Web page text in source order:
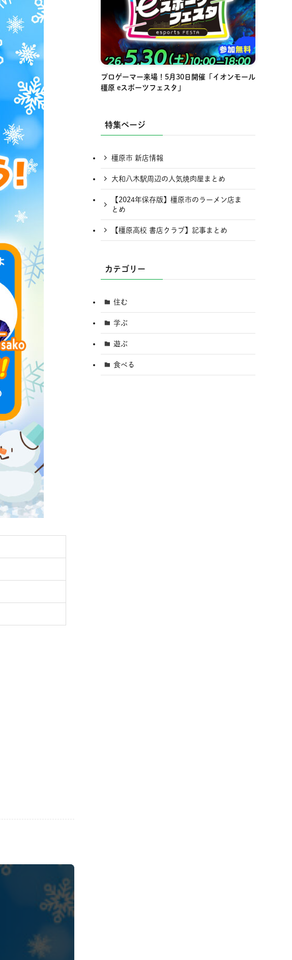
プロゲーマー来場！5月30日開催「イオンモール
橿原 eスポーツフェスタ」
特集ページ
橿原市 新店情報
大和八木駅周辺の人気焼肉屋まとめ
【2024年保存版】橿原市のラーメン店ま
とめ
【橿原高校 書店クラブ】記事まとめ
カテゴリー
住む
学ぶ
遊ぶ
食べる